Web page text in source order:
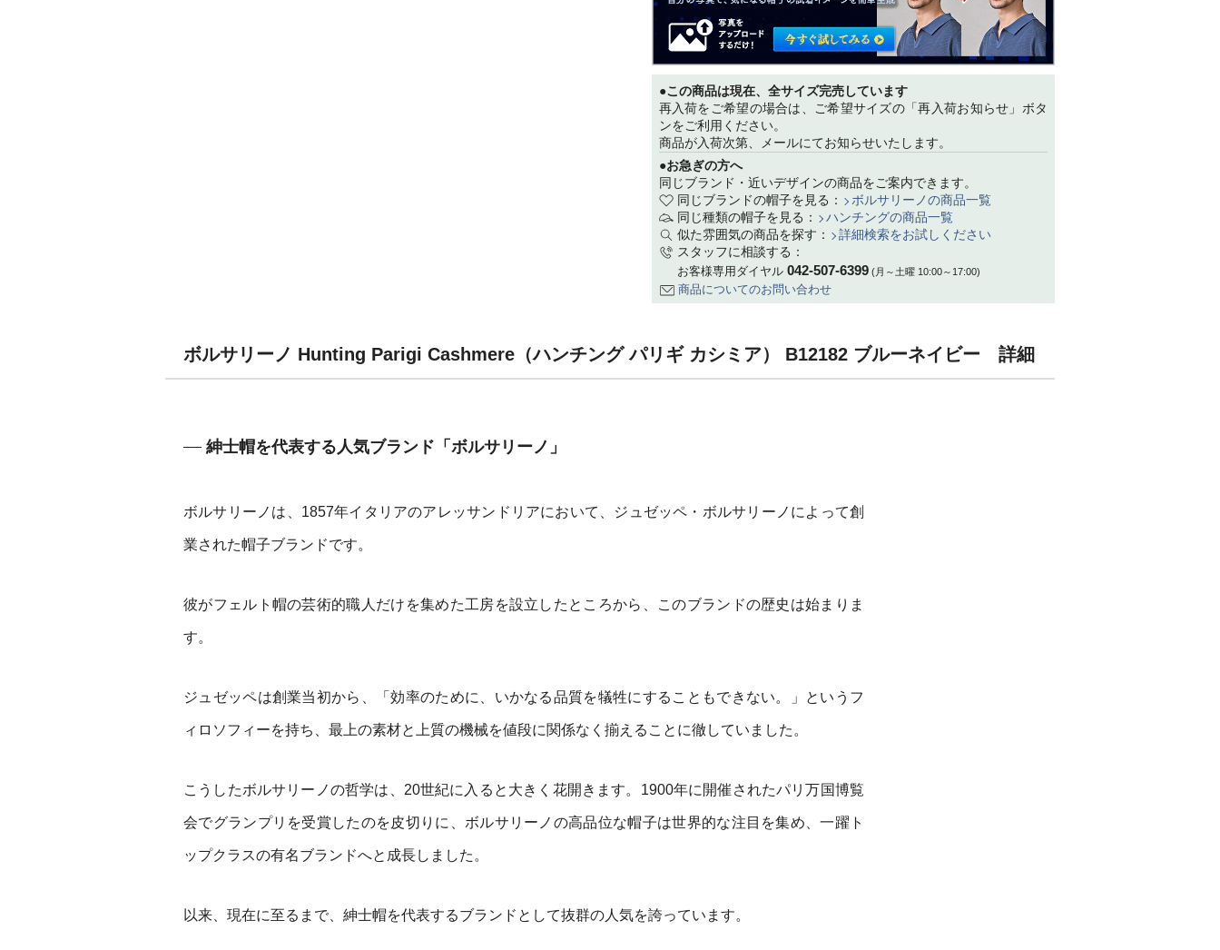
●この商品は現在、全サイズ完売しています
再入荷をご希望の場合は、ご希望サイズの「再入荷お知らせ」ボタ
ンをご利用ください。
商品が入荷次第、メールにてお知らせいたします。
●お急ぎの方へ
同じブランド・近いデザインの商品をご案内できます。
同じブランドの帽子を見る：
ボルサリーノの商品一覧
同じ種類の帽子を見る：
ハンチングの商品一覧
似た雰囲気の商品を探す：
詳細検索をお試しください
スタッフに相談する：
お客様専用ダイヤル 042-507-6399(月～土曜 10:00～17:00)
商品についてのお問い合わせ
ボルサリーノ Hunting Parigi Cashmere（ハンチング パリギ カシミア） B12182 ブルーネイビー 詳細
紳士帽を代表する人気ブランド「ボルサリーノ」
ボルサリーノは、1857年イタリアのアレッサンドリアにおいて、ジュゼッペ・ボルサリーノによって創
業された帽子ブランドです。
彼がフェルト帽の芸術的職人だけを集めた工房を設立したところから、このブランドの歴史は始まりま
す。
ジュゼッペは創業当初から、「効率のために、いかなる品質を犠牲にすることもできない。」というフ
ィロソフィーを持ち、最上の素材と上質の機械を値段に関係なく揃えることに徹していました。
こうしたボルサリーノの哲学は、20世紀に入ると大きく花開きます。1900年に開催されたパリ万国博覧
会でグランプリを受賞したのを皮切りに、ボルサリーノの高品位な帽子は世界的な注目を集め、一躍ト
ップクラスの有名ブランドへと成長しました。
以来、現在に至るまで、紳士帽を代表するブランドとして抜群の人気を誇っています。